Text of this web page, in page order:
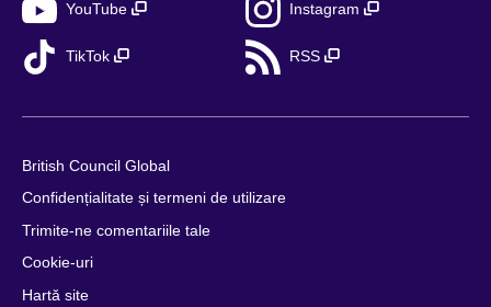
YouTube Instagram
TikTok RSS
British Council Global
Confidențialitate și termeni de utilizare
Trimite-ne comentariile tale
Cookie-uri
Hartă site